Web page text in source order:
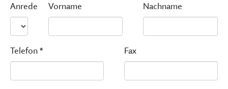
Anrede Vorname Nachname
Telefon * Fax